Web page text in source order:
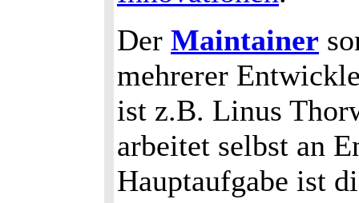
Der Maintainer
mehrerer
ist z.B. Linus
arbeitet selbst an
Hauptaufgabe ist